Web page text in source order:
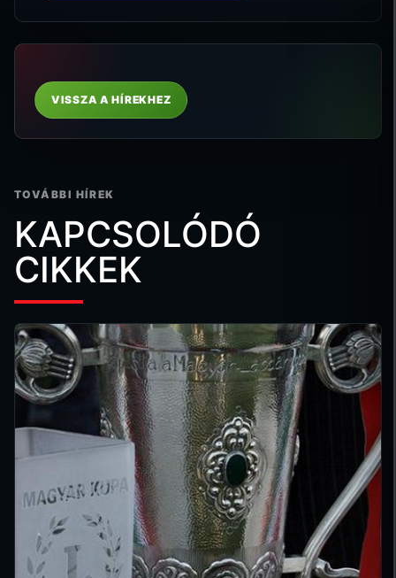
VISSZA A HÍREKHEZ
TOVÁBBI HÍREK
KAPCSOLÓDÓ
CIKKEK